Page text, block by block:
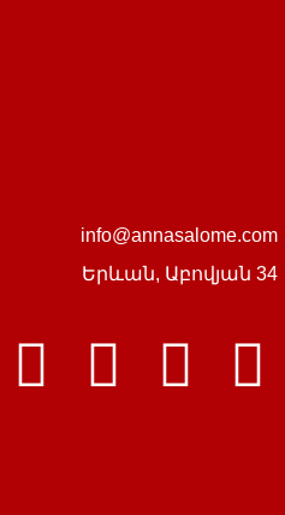
info@annasalome.com
Երևան, Աբովյան 34